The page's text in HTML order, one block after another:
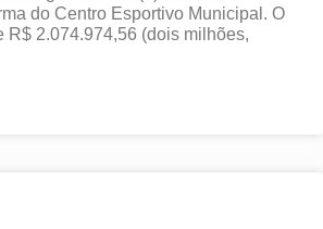
do Centro Esportivo Municipal. O
R$ 2.074.974,56 (dois milhões,